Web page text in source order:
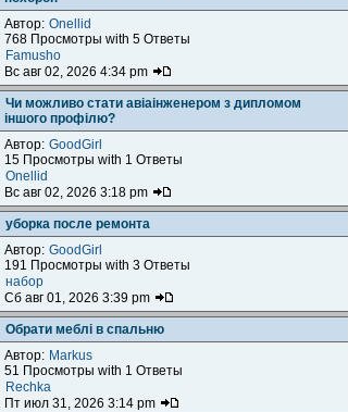
Автор: Onellid
768 Просмотры with 5 Ответы
Famusho
Вс авг 02, 2026 4:34 pm
Чи можливо стати авіаінженером з дипломом
іншого профілю?
Автор: GoodGirl
15 Просмотры with 1 Ответы
Onellid
Вс авг 02, 2026 3:18 pm
уборка после ремонта
Автор: GoodGirl
191 Просмотры with 3 Ответы
набор
Сб авг 01, 2026 3:39 pm
Обрати меблі в спальню
Автор: Markus
51 Просмотры with 1 Ответы
Rechka
Пт июл 31, 2026 3:14 pm